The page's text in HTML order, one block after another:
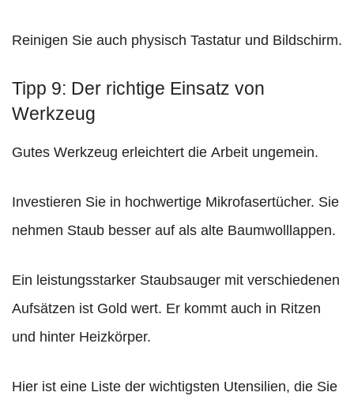
Reinigen Sie auch physisch Tastatur und Bildschirm.
Tipp 9: Der richtige Einsatz von
Werkzeug
Gutes Werkzeug erleichtert die Arbeit ungemein.
Investieren Sie in hochwertige Mikrofasertücher. Sie
nehmen Staub besser auf als alte Baumwolllappen.
Ein leistungsstarker Staubsauger mit verschiedenen
Aufsätzen ist Gold wert. Er kommt auch in Ritzen
und hinter Heizkörper.
Hier ist eine Liste der wichtigsten Utensilien, die Sie